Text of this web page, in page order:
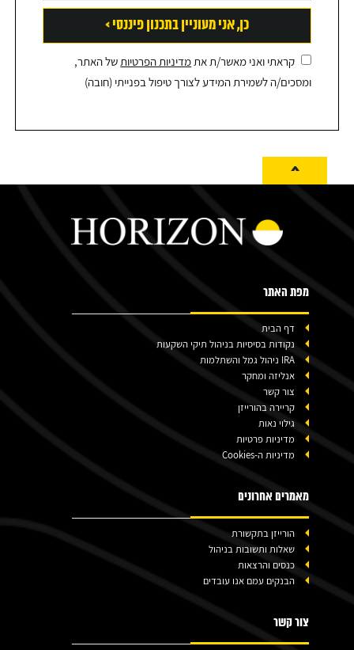
קראתי ואני מאשר/ת אתמדיניות הפרטיותשל האתר,
ומסכים/ה לשמירת המידע לצורך טיפול בפנייתי (חובה)
^
מפת האתר
דף הבית
נקודות בסיסיות בניהול תיקי השקעות
IRA ניהול גמל והשתלמות
אנליזה ומחקר
צור קשר
קריירה בהורייזן
גילוי נאות
מדיניות פרטיות
מדיניות ה-Cookies
מאמרים אחרונים
הורייזן בתקשורת
שאלות ותשובות בניהול
כנסים והרצאות
הבנקים עמם אנו עובדים
צור קשר